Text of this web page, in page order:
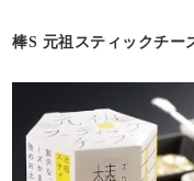
棒S 元祖スティックチー